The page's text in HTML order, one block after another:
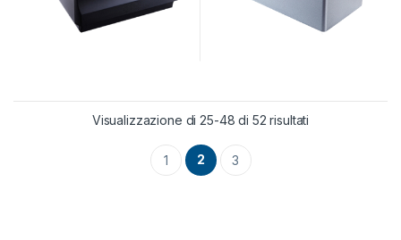
Visualizzazione di 25-48 di 52 risultati
1 2 3